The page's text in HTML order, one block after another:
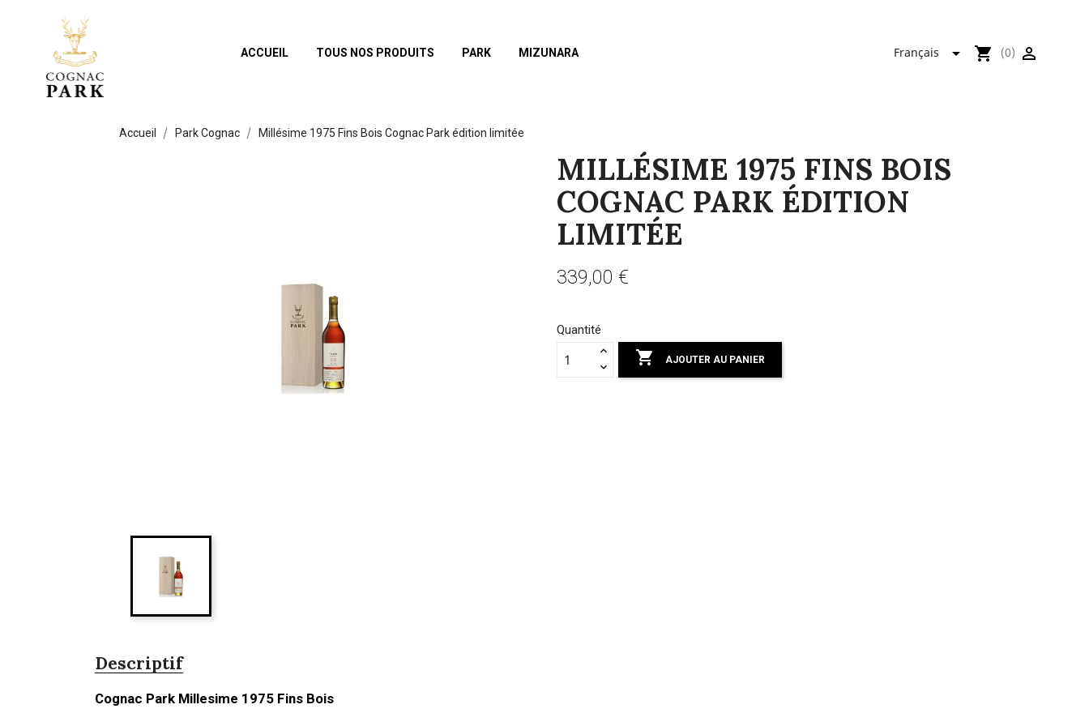
ACCUEIL TOUS NOS PRODUITS PARK MIZUNARA 
shopping_cart (0)
Français 
Accueil Park Cognac Millésime 1975 Fins Bois Cognac Park édition limitée
MILLÉSIME 1975 FINS BOIS
COGNAC PARK ÉDITION
LIMITÉE
339,00 €
Quantité
 AJOUTER AU PANIER
Descriptif
Cognac Park Millesime 1975 Fins Bois